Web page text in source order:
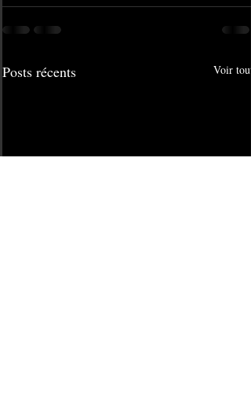
Posts récents Voir tout